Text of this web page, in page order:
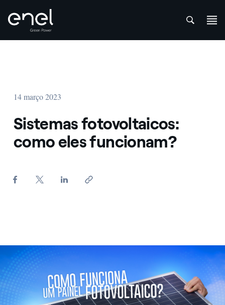
14 março 2023
Sistemas fotovoltaicos:
como eles funcionam?